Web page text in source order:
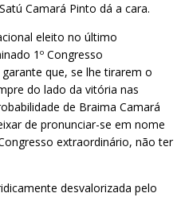
Camará Pinto dá a cara.
eleito no último
1º Congresso
que, se lhe tirarem o
do lado da vitória nas
de Braima Camará
de pronunciar-se em nome
extraordinário, não ter
desvalorizada pelo